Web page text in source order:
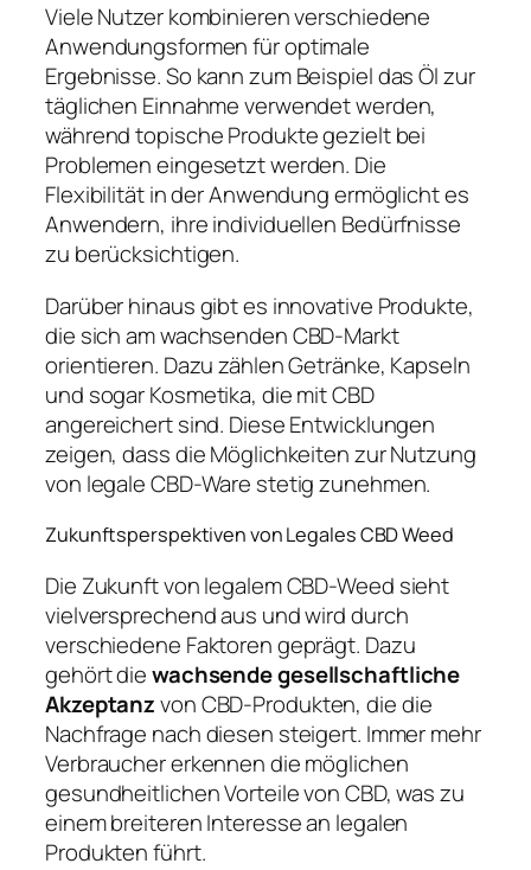
Viele Nutzer kombinieren verschiedene
Anwendungsformen für optimale
Ergebnisse. So kann zum Beispiel das Öl zur
täglichen Einnahme verwendet werden,
während topische Produkte gezielt bei
Problemen eingesetzt werden. Die
Flexibilität in der Anwendung ermöglicht es
Anwendern, ihre individuellen Bedürfnisse
zu berücksichtigen.
Darüber hinaus gibt es innovative Produkte,
die sich am wachsenden CBD-Markt
orientieren. Dazu zählen Getränke, Kapseln
und sogar Kosmetika, die mit CBD
angereichert sind. Diese Entwicklungen
zeigen, dass die Möglichkeiten zur Nutzung
von legale CBD-Ware stetig zunehmen.
Zukunftsperspektiven von Legales CBD Weed
Die Zukunft von legalem CBD-Weed sieht
vielversprechend aus und wird durch
verschiedene Faktoren geprägt. Dazu
gehört diewachsende gesellschaftliche
Akzeptanzvon CBD-Produkten, die die
Nachfrage nach diesen steigert. Immer mehr
Verbraucher erkennen die möglichen
gesundheitlichen Vorteile von CBD, was zu
einem breiteren Interesse an legalen
Produkten führt.